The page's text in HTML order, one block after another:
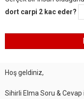
dort carpi 2 kac eder?
Hoş geldiniz,
Sihirli Elma Soru & Cevap